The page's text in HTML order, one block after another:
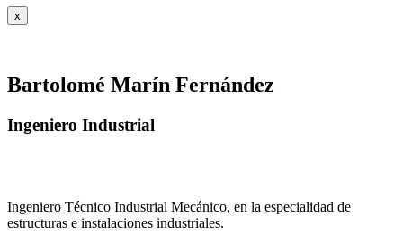
x
Bartolomé Marín Fernández
Ingeniero Industrial
Ingeniero Técnico Industrial Mecánico, en la especialidad de
estructuras e instalaciones industriales.